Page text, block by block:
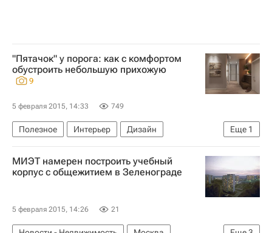
"Пятачок" у порога: как с комфортом
обустроить небольшую прихожую
9
5 февраля 2015, 14:33 749
Еще 1
Полезное Интерьер
Дизайн
Мультимедиа – РИА Недвижимость
МИЭТ намерен построить учебный
корпус с общежитием в Зеленограде
5 февраля 2015, 14:26 21